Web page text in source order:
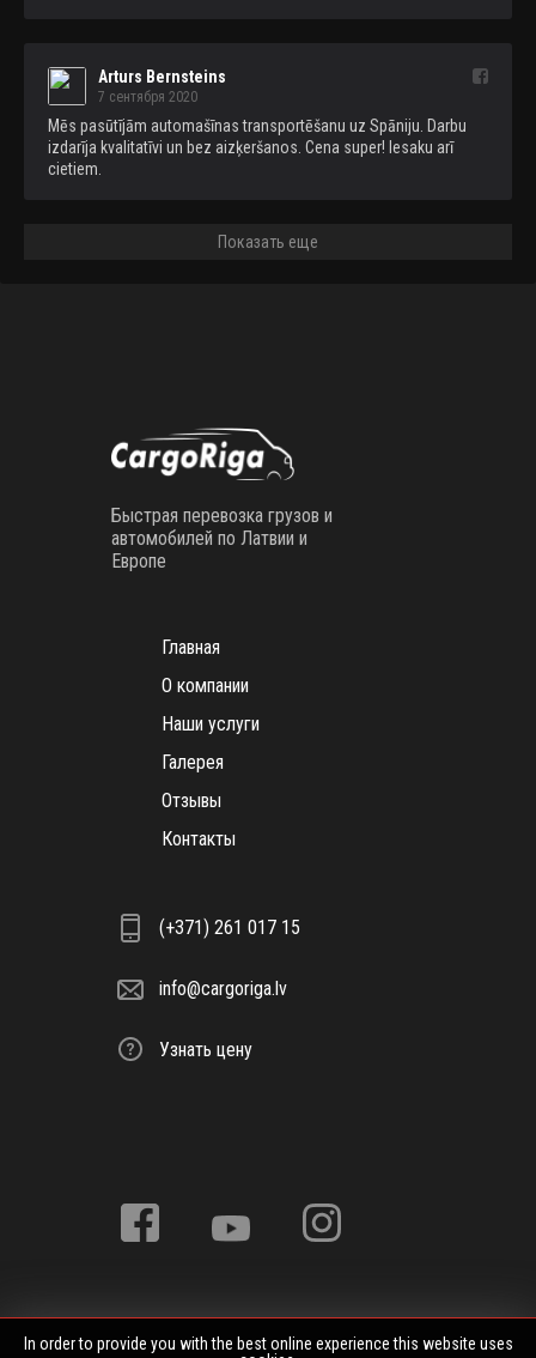
Arturs Bernsteins
7 сентября 2020
Mēs pasūtījām automašīnas transportēšanu uz Spāniju. Darbu
izdarīja kvalitatīvi un bez aizķeršanos. Cena super! Iesaku arī
cietiem.
Показать еще
Быстрая перевозка грузов и
автомобилей по Латвии и
Европе
Главная
О компании
Наши услуги
Галерея
Отзывы
Контакты
(+371) 261 017 15
info@cargoriga.lv
Узнать цену
In order to provide you with the best online experience this website uses